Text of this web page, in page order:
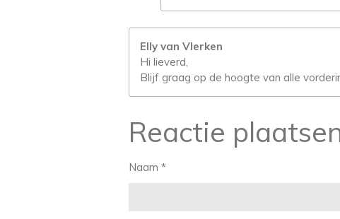
Elly van Vlerken
Hi lieverd,
Blijf graag op de hoogte van alle
Reactie
Naam *